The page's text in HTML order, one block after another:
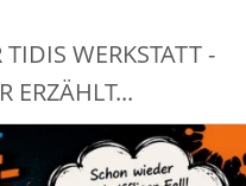
WERKSTATT -
ERZÄHLT...